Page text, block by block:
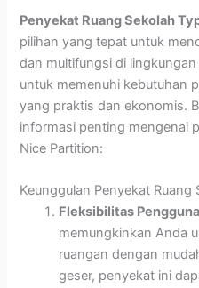
Penyekat Ruang Sekolah
pilihan yang tepat untuk
dan multifungsi di
untuk memenuhi kebutuhan
yang praktis dan ekonomis.
informasi penting mengenai
Nice Partition:
Keunggulan Penyekat Ruang
Fleksibilitas
memungkinkan Anda
ruangan dengan
geser, penyekat ini